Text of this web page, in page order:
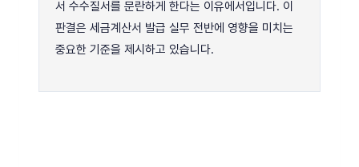
서 수수질서를 문란하게 한다는 이유에서입니다. 이
판결은 세금계산서 발급 실무 전반에 영향을 미치는
중요한 기준을 제시하고 있습니다.